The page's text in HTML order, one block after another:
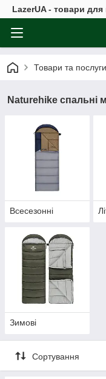
LazerUA - товари для
Товари та послуги
Naturehike спальні
Всесезонні
Зимові
Сортування